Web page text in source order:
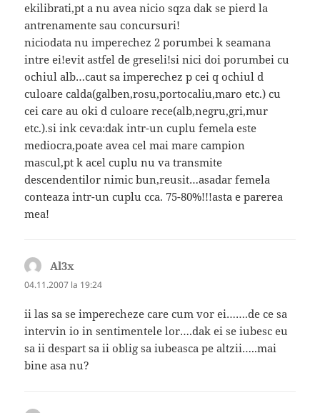
ekilibrati,pt a nu avea nicio sqza dak se pierd la
antrenamente sau concursuri!
niciodata nu imperechez 2 porumbei k seamana
intre ei!evit astfel de greseli!si nici doi porumbei cu
ochiul alb…caut sa imperechez p cei q ochiul d
culoare calda(galben,rosu,portocaliu,maro etc.) cu
cei care au oki d culoare rece(alb,negru,gri,mur
etc.).si ink ceva:dak intr-un cuplu femela este
mediocra,poate avea cel mai mare campion
mascul,pt k acel cuplu nu va transmite
descendentilor nimic bun,reusit…asadar femela
conteaza intr-un cuplu cca. 75-80%!!!asta e parerea
mea!
Al3x
04.11.2007 la 19:24
ii las sa se imperecheze care cum vor ei…….de ce sa
intervin io in sentimentele lor….dak ei se iubesc eu
sa ii despart sa ii oblig sa iubeasca pe altzii…..mai
bine asa nu?